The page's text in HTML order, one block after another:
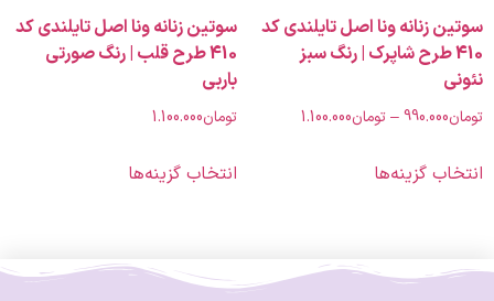
ونا اصل تایلندی کد
طرح شاپرک | رنگ سبز
– تومان1.100.000
گزینه‌ها
سوتین زنانه ونا اصل تایلندی کد
410 طرح قلب | رنگ صورتی
1.100.000
انتخاب گزینه‌ها